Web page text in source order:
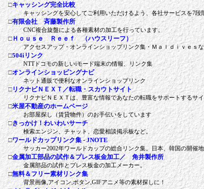
□キャッシング完全比較
キャッシングを安心してご利用いただけるよう、各社サービスを7段
□有限会社 斉藤製作所
CNC複合旋盤による各種素材の加工を行っています。
□Ｈｏｕｓｅ Ｒｅｅｆ （ハウスリーフ）
アクセスアップ・オンラインショップリンク集・Ｍａｌｄｉｖｅｓ
□504iリンク
NTTドコモの新しいiモード端末の情報、リンク集
□オンラインショッピングナビ
ネット通販で便利なオンラインショップリンク
□リクナビＮＥＸＴ／転職・スカウトサイト
リクナビＮＥＸＴは、豊富な情報であなたの転職をサポートするサ
□米屋不動産のホームページ
お部屋探し（賃貸物件）のお手伝いをしています
□きっかけ！わいわいサーチ
検索エンジン、チャット、恋愛相談掲示板など。
□ワールドカップリンク集 - JNOTE
サッカー2002年ワールドカップの総合リンク集。日本、韓国の開
□金属加工部品の試作＆プレス板金加工／ 角井製作所
金属部品の試作とプレス板金の加工メーカー。
□無料＆フリー素材リンク集
背景画像,アイコン,ボタン,GIFアニメ等の素材探しに！